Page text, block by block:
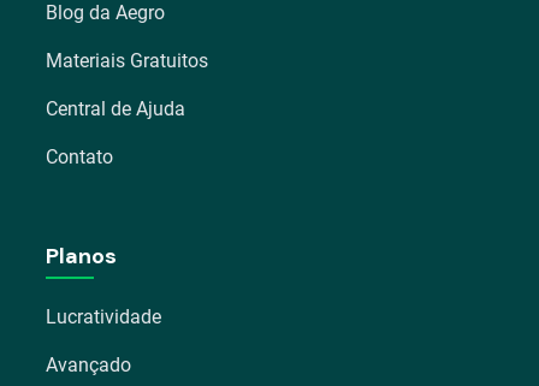
Blog da Aegro
Materiais Gratuitos
Central de Ajuda
Contato
Planos
Lucratividade
Avançado